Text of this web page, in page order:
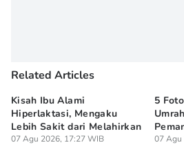
Related Articles
Kisah Ibu Alami
Hiperlaktasi, Mengaku
Lebih Sakit dari Melahirkan
07 Agu 2026, 17:27 WIB
5
07 Agu